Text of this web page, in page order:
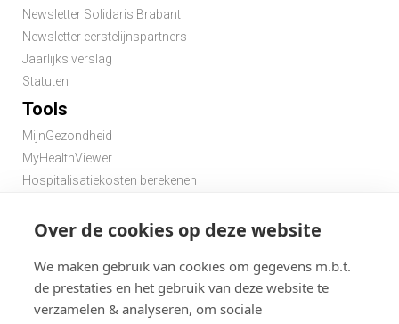
Over de cookies op deze website
We maken gebruik van cookies om gegevens m.b.t.
de prestaties en het gebruik van deze website te
verzamelen & analyseren, om sociale
Newsletter Solidaris Brabant
Newsletter eerstelijnspartners
Jaarlijks verslag
Statuten
Tools
MijnGezondheid
MyHealthViewer
Hospitalisatiekosten berekenen
Zoek een apotheek in de buurt